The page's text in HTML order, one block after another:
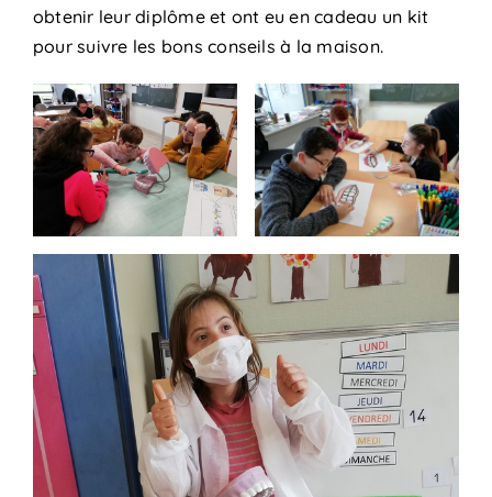
obtenir leur diplôme et ont eu en cadeau un kit
pour suivre les bons conseils à la maison.